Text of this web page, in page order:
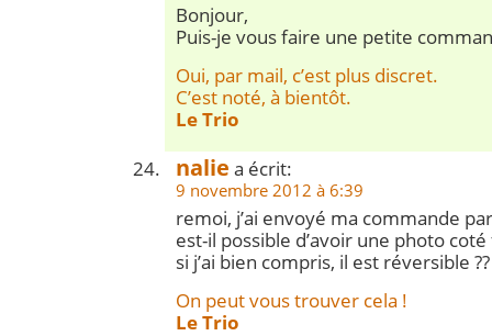
Bonjour,
Puis-je vous faire une petite
Oui, par mail, c’est plus discret.
C’est noté, à bientôt.
Le Trio
nalie a écrit:
9 novembre 2012 à 6:39
remoi, j’ai envoyé ma commande
est-il possible d’avoir une photo
si j’ai bien compris, il est réversible ??
On peut vous trouver cela !
Le Trio